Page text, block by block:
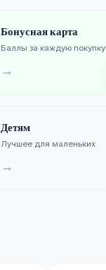
Бонусная карта
Баллы за каждую покупку
→
Детям
Лучшее для маленьких
→